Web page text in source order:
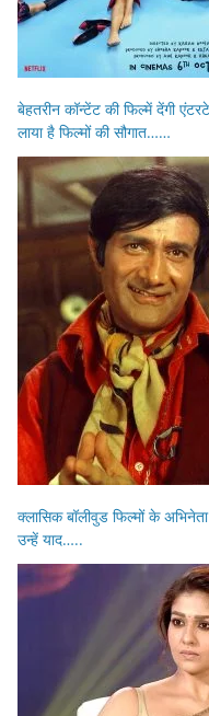
बेहतरीन कॉन्टेंट की फिल्में देंगी
लाया है फिल्मों की सौगात……
क्लासिक बॉलीवुड फिल्मों के
उन्हें याद…..